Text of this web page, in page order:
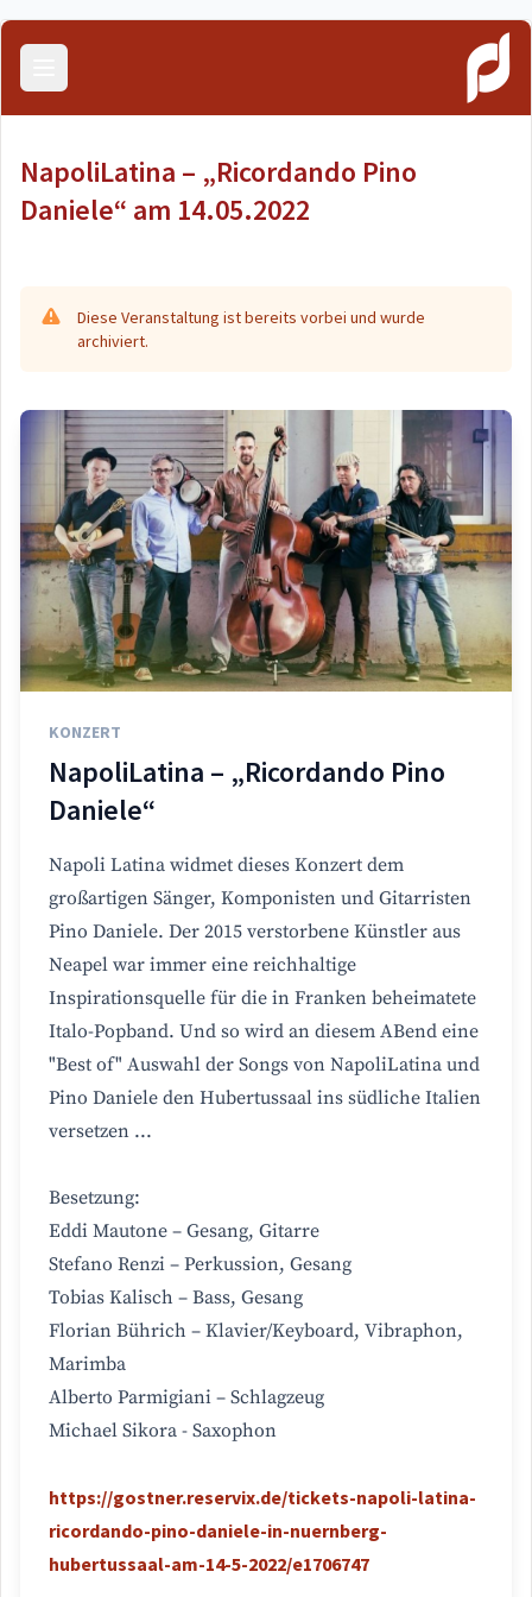
Menü öffnen
NapoliLatina – „Ricordando Pino
Daniele“ am 14.05.2022
Diese Veranstaltung ist bereits vorbei und wurde
archiviert.
KONZERT
NapoliLatina – „Ricordando Pino
Daniele“
Napoli Latina widmet dieses Konzert dem
großartigen Sänger, Komponisten und Gitarristen
Pino Daniele. Der 2015 verstorbene Künstler aus
Neapel war immer eine reichhaltige
Inspirationsquelle für die in Franken beheimatete
Italo-Popband. Und so wird an diesem ABend eine
"Best of" Auswahl der Songs von NapoliLatina und
Pino Daniele den Hubertussaal ins südliche Italien
versetzen ...
Besetzung:
Eddi Mautone – Gesang, Gitarre
Stefano Renzi – Perkussion, Gesang
Tobias Kalisch – Bass, Gesang
Florian Bührich – Klavier/Keyboard, Vibraphon,
Marimba
Alberto Parmigiani – Schlagzeug
Michael Sikora - Saxophon
https://gostner.reservix.de/tickets-napoli-latina-
ricordando-pino-daniele-in-nuernberg-
hubertussaal-am-14-5-2022/e1706747